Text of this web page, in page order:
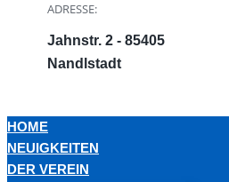
ADRESSE:
Jahnstr. 2 - 85405
Nandlstadt
HOME
NEUIGKEITEN
DER VEREIN